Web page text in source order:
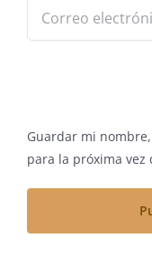
Guardar mi
para la próxima vez